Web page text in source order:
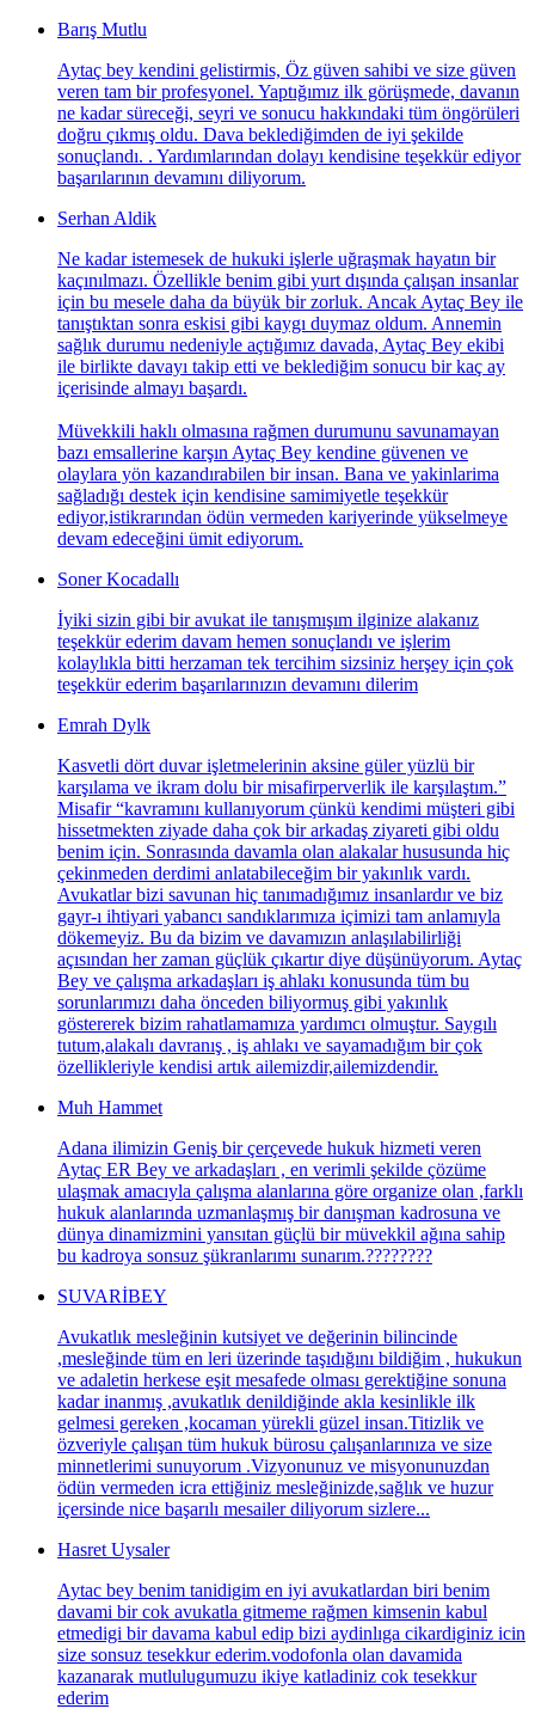
Barış Mutlu
Aytaç bey kendini gelistirmis, Öz güven sahibi ve size güven
veren tam bir profesyonel. Yaptığımız ilk görüşmede, davanın
ne kadar süreceği, seyri ve sonucu hakkındaki tüm öngörüleri
doğru çıkmış oldu. Dava beklediğimden de iyi şekilde
sonuçlandı. . Yardımlarından dolayı kendisine teşekkür ediyor
başarılarının devamını diliyorum.
Serhan Aldik
Ne kadar istemesek de hukuki işlerle uğraşmak hayatın bir
kaçınılmazı. Özellikle benim gibi yurt dışında çalışan insanlar
için bu mesele daha da büyük bir zorluk. Ancak Aytaç Bey ile
tanıştıktan sonra eskisi gibi kaygı duymaz oldum. Annemin
sağlık durumu nedeniyle açtığımız davada, Aytaç Bey ekibi
ile birlikte davayı takip etti ve beklediğim sonucu bir kaç ay
içerisinde almayı başardı.
Müvekkili haklı olmasına rağmen durumunu savunamayan
bazı emsallerine karşın Aytaç Bey kendine güvenen ve
olaylara yön kazandırabilen bir insan. Bana ve yakinlarima
sağladığı destek için kendisine samimiyetle teşekkür
ediyor,istikrarından ödün vermeden kariyerinde yükselmeye
devam edeceğini ümit ediyorum.
Soner Kocadallı
İyiki sizin gibi bir avukat ile tanışmışım ilginize alakanız
teşekkür ederim davam hemen sonuçlandı ve işlerim
kolaylıkla bitti herzaman tek tercihim sizsiniz herşey için çok
teşekkür ederim başarılarınızın devamını dilerim
Emrah Dylk
Kasvetli dört duvar işletmelerinin aksine güler yüzlü bir
karşılama ve ikram dolu bir misafirperverlik ile karşılaştım.”
Misafir “kavramını kullanıyorum çünkü kendimi müşteri gibi
hissetmekten ziyade daha çok bir arkadaş ziyareti gibi oldu
benim için. Sonrasında davamla olan alakalar hususunda hiç
çekinmeden derdimi anlatabileceğim bir yakınlık vardı.
Avukatlar bizi savunan hiç tanımadığımız insanlardır ve biz
gayr-ı ihtiyari yabancı sandıklarımıza içimizi tam anlamıyla
dökemeyiz. Bu da bizim ve davamızın anlaşılabilirliği
açısından her zaman güçlük çıkartır diye düşünüyorum. Aytaç
Bey ve çalışma arkadaşları iş ahlakı konusunda tüm bu
sorunlarımızı daha önceden biliyormuş gibi yakınlık
göstererek bizim rahatlamamıza yardımcı olmuştur. Saygılı
tutum,alakalı davranış , iş ahlakı ve sayamadığım bir çok
özellikleriyle kendisi artık ailemizdir,ailemizdendir.
Muh Hammet
Adana ilimizin Geniş bir çerçevede hukuk hizmeti veren
Aytaç ER Bey ve arkadaşları , en verimli şekilde çözüme
ulaşmak amacıyla çalışma alanlarına göre organize olan ,farklı
hukuk alanlarında uzmanlaşmış bir danışman kadrosuna ve
dünya dinamizmini yansıtan güçlü bir müvekkil ağına sahip
bu kadroya sonsuz şükranlarımı sunarım.????????
SUVARİBEY
Avukatlık mesleğinin kutsiyet ve değerinin bilincinde
,mesleğinde tüm en leri üzerinde taşıdığını bildiğim , hukukun
ve adaletin herkese eşit mesafede olması gerektiğine sonuna
kadar inanmış ,avukatlık denildiğinde akla kesinlikle ilk
gelmesi gereken ,kocaman yürekli güzel insan.Titizlik ve
özveriyle çalışan tüm hukuk bürosu çalışanlarınıza ve size
minnetlerimi sunuyorum .Vizyonunuz ve misyonunuzdan
ödün vermeden icra ettiğiniz mesleğinizde,sağlık ve huzur
içersinde nice başarılı mesailer diliyorum sizlere...
Hasret Uysaler
Aytac bey benim tanidigim en iyi avukatlardan biri benim
davami bir cok avukatla gitmeme rağmen kimsenin kabul
etmedigi bir davama kabul edip bizi aydinlıga cikardiginiz icin
size sonsuz tesekkur ederim.vodofonla olan davamida
kazanarak mutlulugumuzu ikiye katladiniz cok tesekkur
ederim